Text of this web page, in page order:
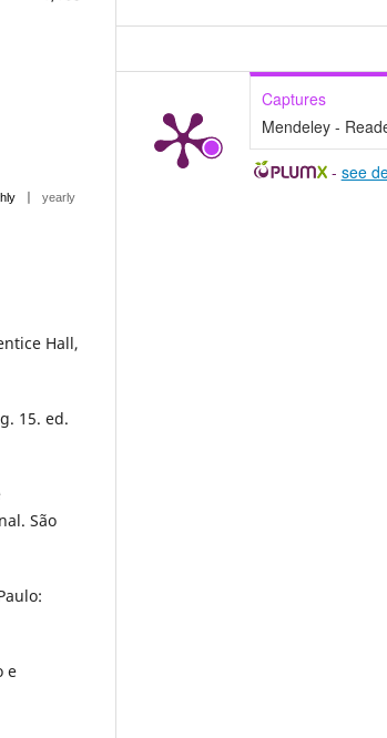
| yearly
Hall,
15. ed.
São
e
Captures
Mendeley -
- see